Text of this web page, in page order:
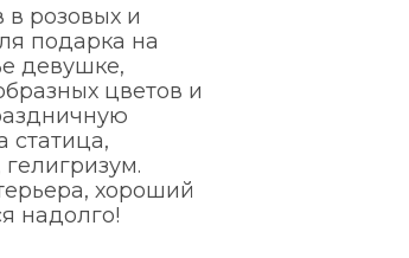
в розовых и
подарка на
девушке,
цветов и
статица,
хороший
надолго!